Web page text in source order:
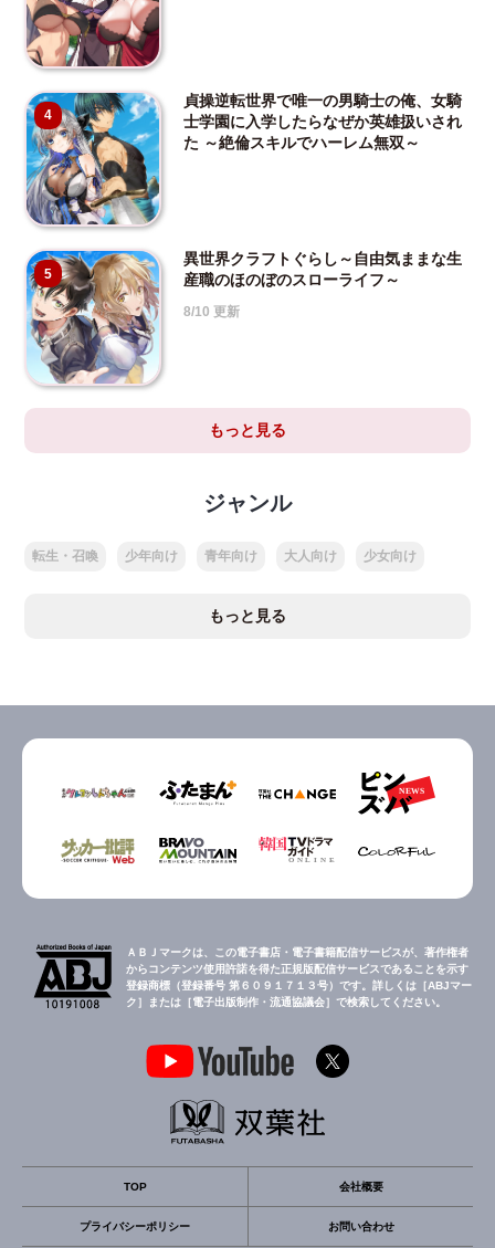
4
貞操逆転世界で唯一の男騎士の俺、女騎
士学園に入学したらなぜか英雄扱いされ
た ～絶倫スキルでハーレム無双～
5
異世界クラフトぐらし～自由気ままな生
産職のほのぼのスローライフ～
8/10 更新
もっと見る
ジャンル
転生・召喚 少年向け 青年向け 大人向け 少女向け
もっと見る
ＡＢＪマークは、この電子書店・電子書籍配信サービスが、著作権者
からコンテンツ使用許諾を得た正規版配信サービスであることを示す
登録商標（登録番号 第６０９１７１３号）です。詳しくは［ABJマー
ク］または［電子出版制作・流通協議会］で検索してください。
TOP 会社概要
プライバシーポリシー お問い合わせ